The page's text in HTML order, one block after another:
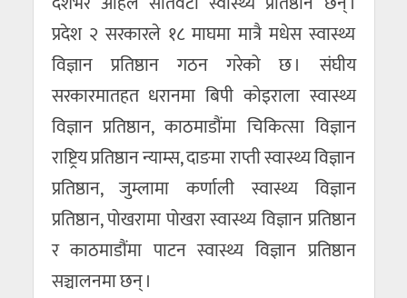
प्रदेश २ सरकारले १८ माघमा मात्रै मधेस स्वास्थ्य
विज्ञान प्रतिष्ठान गठन गरेको छ । संघीय
सरकारमातहत धरानमा बिपी कोइराला स्वास्थ्य
विज्ञान प्रतिष्ठान, काठमाडौंमा चिकित्सा विज्ञान
राष्ट्रिय प्रतिष्ठान न्याम्स, दाङमा राप्ती स्वास्थ्य विज्ञान
प्रतिष्ठान, जुम्लामा कर्णाली स्वास्थ्य विज्ञान
प्रतिष्ठान, पोखरामा पोखरा स्वास्थ्य विज्ञान प्रतिष्ठान
र काठमाडौंमा पाटन स्वास्थ्य विज्ञान प्रतिष्ठान
सञ्चालनमा छन् ।